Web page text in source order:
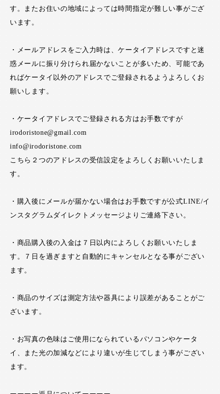
す。またお住いの地域によっては時間指定が難しい事がござ
います。
・メールアドレスをご入力時は、ケータイアドレスですと迷
惑メールに振り分けられ届かないことが多いため、可能であ
ればケータイ以外のアドレスでご登録されるようよろしくお
願いします。
・ケータイアドレスでご登録される方はお手数ですが
irodoristone@gmail.com
info@irodoristone.com
こちら２つのアドレスの受信設定をよろしくお願いいたしま
す。
・購入後にメールが届かない場合はお手数ですが公式LINE/イ
ンスタグラムダイレクトメッセージよりご連絡下さい。
・商品購入後の入金は７日以内によろしくお願いいたしま
す。７日を過ぎますと自動的にキャンセルとなる事がござい
ます。
・商品のサイズは測定方法や器具により誤差があることがご
ざいます。
・お写真の色味はご使用になられているパソコンやケータ
イ、また光の加減などにより違いが生じてしまう事がござい
ます。